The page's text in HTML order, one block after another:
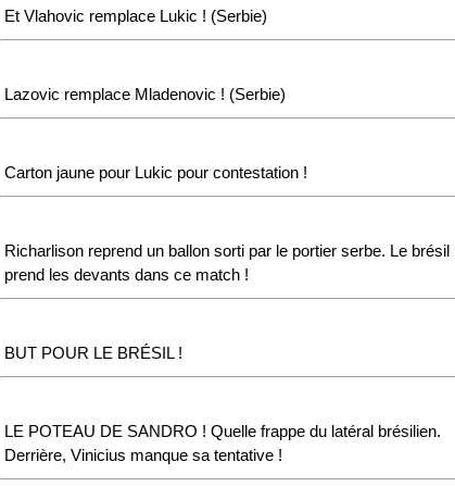
Et Vlahovic remplace Lukic ! (Serbie)
Lazovic remplace Mladenovic ! (Serbie)
Carton jaune pour Lukic pour contestation !
Richarlison reprend un ballon sorti par le portier serbe. Le brésil
prend les devants dans ce match !
BUT POUR LE BRÉSIL !
LE POTEAU DE SANDRO ! Quelle frappe du latéral brésilien.
Derrière, Vinicius manque sa tentative !